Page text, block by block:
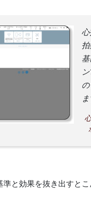
と効果を抜き出すとこ